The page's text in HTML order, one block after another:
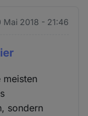
Mai 2018 - 21:46
meisten
sondern